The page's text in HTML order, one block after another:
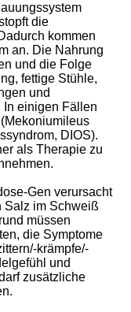
die
kommen
an. Die Nahrung
und die Folge
fettige Stühle,
und
In einigen Fällen
DIOS).
als Therapie zu
Gen verursacht
Salz im Schweiß
müssen
die Symptome
krämpfe/-
und
zusätzliche